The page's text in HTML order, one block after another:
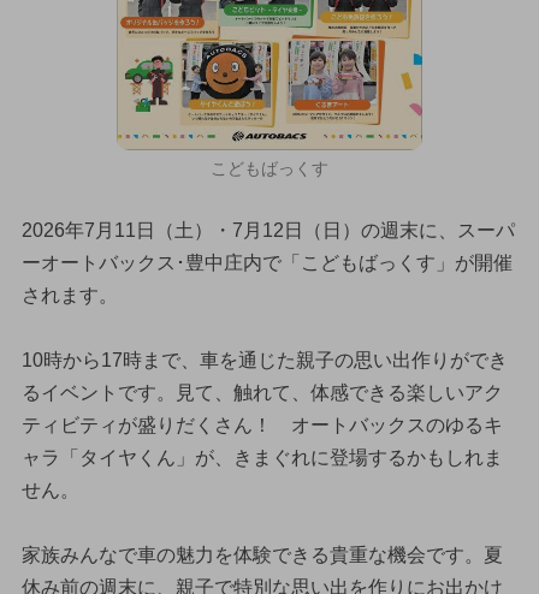
こどもばっくす
2026年7月11日（土）・7月12日（日）の週末に、スーパ
ーオートバックス･豊中庄内で「こどもばっくす」が開催
されます。
10時から17時まで、車を通じた親子の思い出作りができ
るイベントです。見て、触れて、体感できる楽しいアク
ティビティが盛りだくさん！ オートバックスのゆるキ
ャラ「タイヤくん」が、きまぐれに登場するかもしれま
せん。
家族みんなで車の魅力を体験できる貴重な機会です。夏
休み前の週末に、親子で特別な思い出を作りにお出かけ